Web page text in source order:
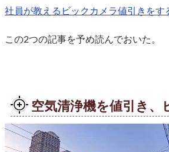
社員が教えるビックカメラ値引きをす
この2つの記事を予め読んでおいた。
空気清浄機を値引き、